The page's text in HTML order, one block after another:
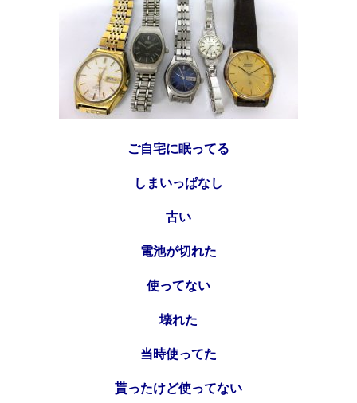
ご自宅に眠ってる
しまいっぱなし
古い
電池が切れた
使ってない
壊れた
当時使ってた
貰ったけど使ってない